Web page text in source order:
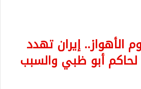
إيران تهدد
أبو ظبي والسبب